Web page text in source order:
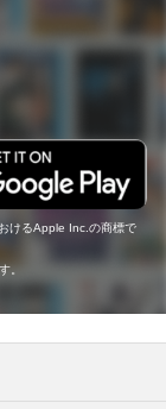
けるApple Inc.の商標で
。